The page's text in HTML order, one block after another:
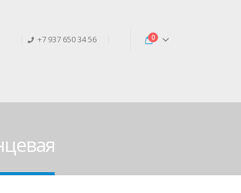
+7 937 650 34 56 0